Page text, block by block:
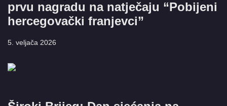
prvu nagradu na natječaju “Pobijeni
hercegovački franjevci”
5. veljača 2026